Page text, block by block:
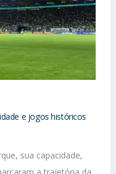
e jogos históricos
sua capacidade,